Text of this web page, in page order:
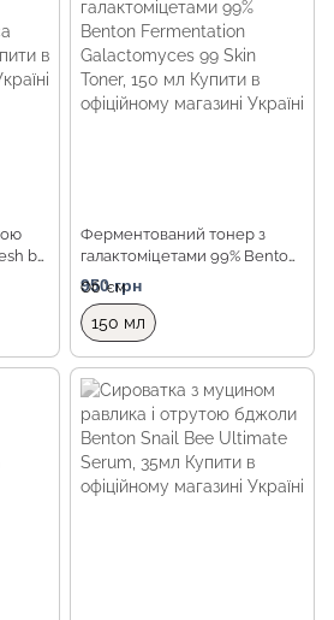
by
Ферментований тонер з
галактоміцетами 99% Benton
Fermentation Galactomyces
99 Skin Toner, 150 мл
950 грн
Об `єм
150 мл